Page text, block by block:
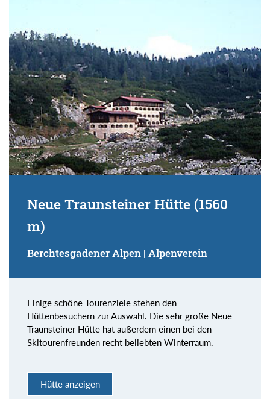
Neue Traunsteiner Hütte (1560
m)
Berchtesgadener Alpen | Alpenverein
Einige schöne Tourenziele stehen den
Hüttenbesuchern zur Auswahl. Die sehr große Neue
Traunsteiner Hütte hat außerdem einen bei den
Skitourenfreunden recht beliebten Winterraum.
Hütte anzeigen